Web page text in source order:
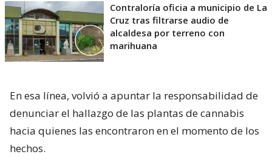
Contraloría oficia a municipio de La
Cruz tras filtrarse audio de
alcaldesa por terreno con
marihuana
En esa línea, volvió a apuntar la responsabilidad de
denunciar el hallazgo de las plantas de cannabis
hacia quienes las encontraron en el momento de los
hechos.